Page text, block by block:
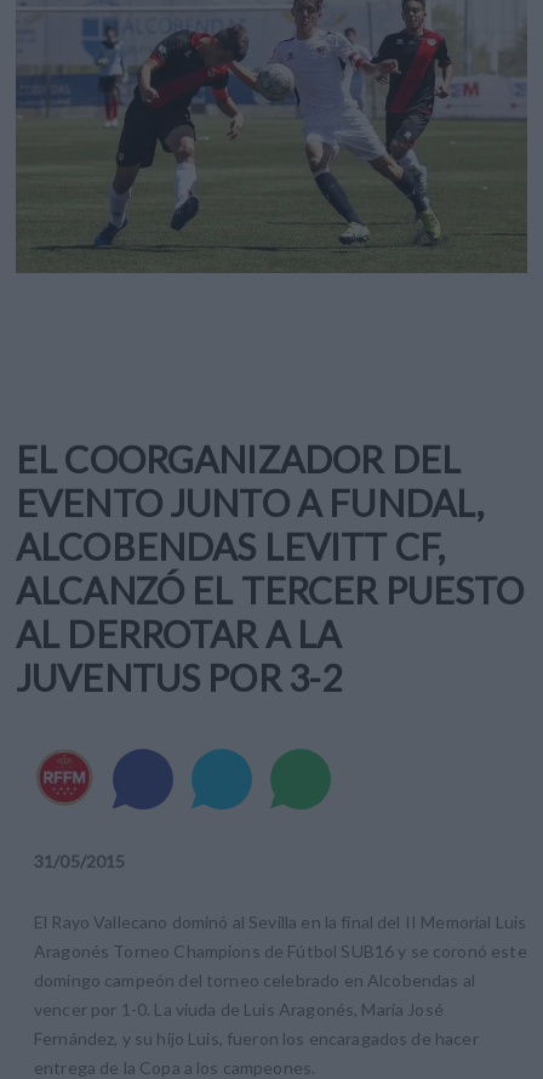
EL COORGANIZADOR DEL
EVENTO JUNTO A FUNDAL,
ALCOBENDAS LEVITT CF,
ALCANZÓ EL TERCER PUESTO
AL DERROTAR A LA
JUVENTUS POR 3-2
31/05/2015
El Rayo Vallecano dominó al Sevilla en la final del II Memorial Luis
Aragonés Torneo Champions de Fútbol SUB16 y se coronó este
domingo campeón del torneo celebrado en Alcobendas al
vencer por 1-0. La viuda de Luis Aragonés, María José
Fernández, y su hijo Luis, fueron los encaragados de hacer
entrega de la Copa a los campeones.